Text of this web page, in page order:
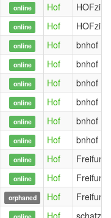
online Hof
online Hof
online Hof
bnhof
online Hof
bnhof
online Hof
bnhof
online Hof
bnhof
online Hof
bnhof
online Hof
bnhof
online Hof
online Hof
orphaned Hof
Hof